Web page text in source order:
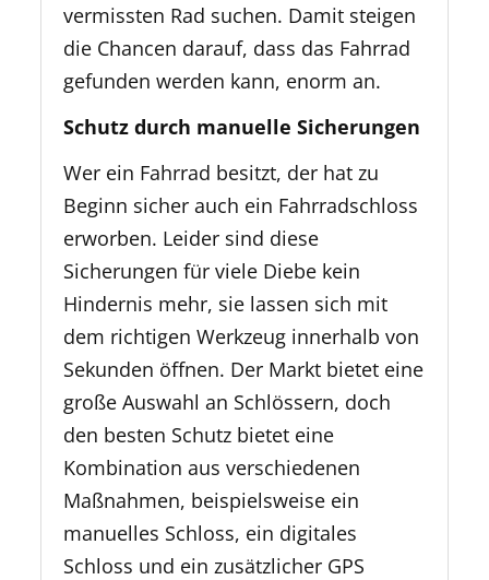
vermissten Rad suchen. Damit steigen
die Chancen darauf, dass das Fahrrad
gefunden werden kann, enorm an.
Schutz durch manuelle Sicherungen
Wer ein Fahrrad besitzt, der hat zu
Beginn sicher auch ein Fahrradschloss
erworben. Leider sind diese
Sicherungen für viele Diebe kein
Hindernis mehr, sie lassen sich mit
dem richtigen Werkzeug innerhalb von
Sekunden öffnen. Der Markt bietet eine
große Auswahl an Schlössern, doch
den besten Schutz bietet eine
Kombination aus verschiedenen
Maßnahmen, beispielsweise ein
manuelles Schloss, ein digitales
Schloss und ein zusätzlicher GPS